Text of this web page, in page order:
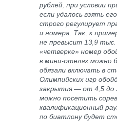
рублей, при условии
если удалось взять
строго регулирует
и номера. Так, к
не превысит 13,9 тыс.
«четверке» номер
в мини-отелях можно
обязали включать в
Олимпийских игр
закрытия — от 4,5 до
можно посетить
квалификационный
по биатлону будет